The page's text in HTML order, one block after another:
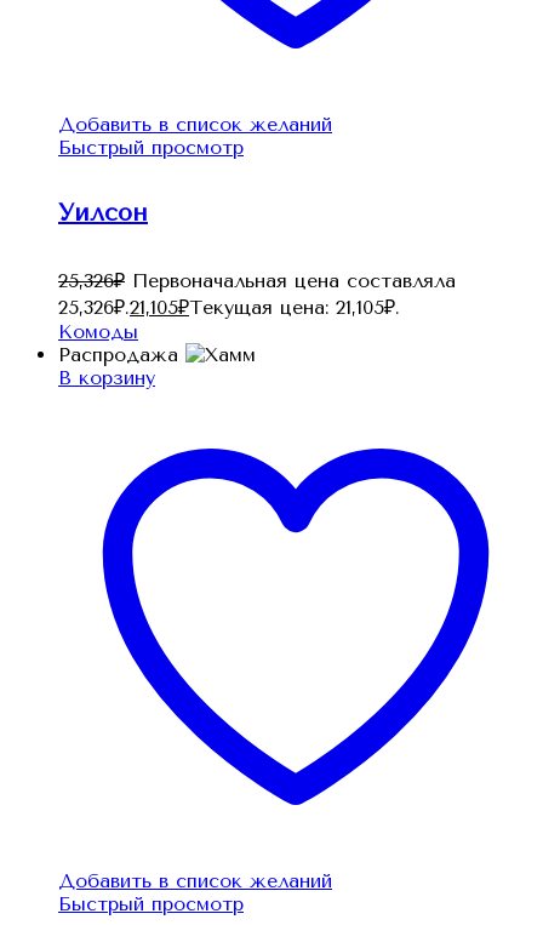
Добавить в список желаний
Быстрый просмотр
Уилсон
25,326₽ Первоначальная цена составляла
25,326₽.21,105₽Текущая цена: 21,105₽.
Комоды
Распродажа
В корзину
Добавить в список желаний
Быстрый просмотр